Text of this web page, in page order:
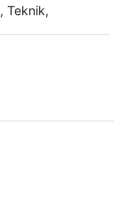
, Teknik,